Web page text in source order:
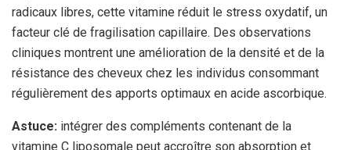
radicaux libres, cette vitamine réduit le stress oxydatif, un
facteur clé de fragilisation capillaire. Des observations
cliniques montrent une amélioration de la densité et de la
résistance des cheveux chez les individus consommant
régulièrement des apports optimaux en acide ascorbique.
Astuce: intégrer des compléments contenant de la
vitamine C liposomale peut accroître son absorption et